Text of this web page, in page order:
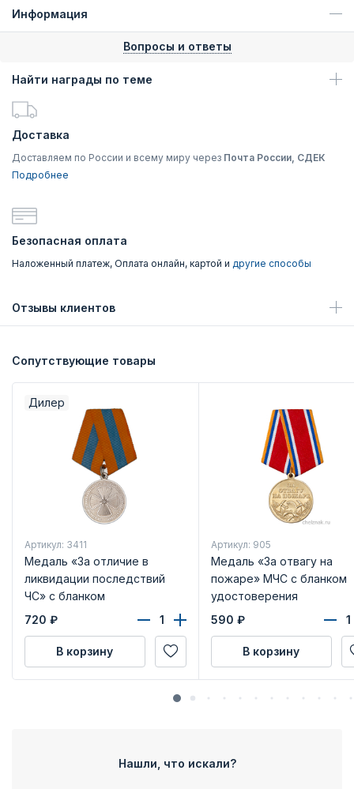
Информация
Вопросы и ответы
Найти награды по теме
Доставка
Доставляем по России и всему миру через Почта России, СДЕК
Подробнее
Безопасная оплата
Наложенный платеж, Оплата онлайн, картой и другие способы
Отзывы клиентов
Сопутствующие товары
Дилер
Артикул: 3411
Медаль «За отличие в
ликвидации последствий
ЧС» с бланком
удостоверения
720 ₽
В корзину
Артикул: 905
Медаль «За отвагу на
пожаре» МЧС с бланком
удостоверения
590 ₽
В корзину
Нашли, что искали?